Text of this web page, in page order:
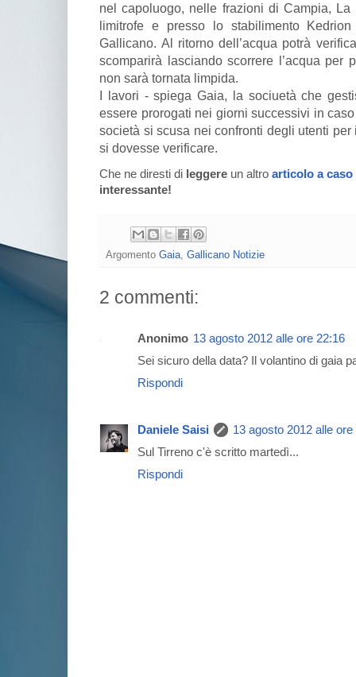
nel capoluogo, nelle frazioni di Campia,
limitrofe e presso lo stabilimento
Gallicano. Al ritorno dell’acqua potrà
scomparirà lasciando scorrere l’acqua per
non sarà tornata limpida.
I lavori - spiega Gaia, la sociuetà che
essere prorogati nei giorni successivi in
società si scusa nei confronti degli utenti
si dovesse verificare.
Che ne diresti di leggere un altro articolo a caso
interessante!
Argomento Gaia Gallicano Notizie
2 commenti:
Anonimo 13 agosto 2012 alle ore 22:16
Sei sicuro della data? Il volantino di gaia
Rispondi
Daniele Saisi
13 agosto 2012 alle ore
Sul Tirreno c'è scritto martedì...
Rispondi